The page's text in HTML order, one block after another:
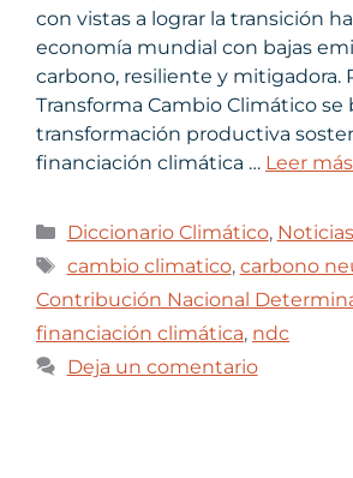
con vistas a lograr la transición
economía mundial con bajas
carbono, resiliente y mitigadora.
Transforma Cambio Climático se
transformación productiva
financiación climática … Leer más
Diccionario Climático, Noticias
cambio climatico, carbono
Contribución Nacional
financiación climática, ndc
Deja un comentario